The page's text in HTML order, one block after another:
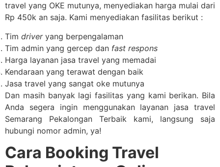
travel yang OKE mutunya, menyediakan harga mulai dari
Rp 450k an saja. Kami menyediakan fasilitas berikut :
Tim driver yang berpengalaman
Tim admin yang gercep dan fast respons
Harga layanan jasa travel yang memadai
Kendaraan yang terawat dengan baik
Jasa travel yang sangat oke mutunya
Dan masih banyak lagi fasilitas yang kami berikan. Bila
Anda segera ingin menggunakan layanan jasa travel
Semarang Pekalongan Terbaik kami, langsung saja
hubungi nomor admin, ya!
Cara Booking Travel